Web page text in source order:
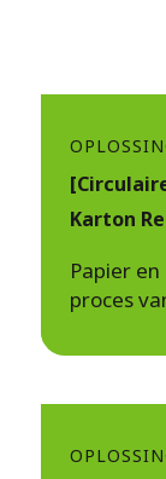
Karton
Papier
proces